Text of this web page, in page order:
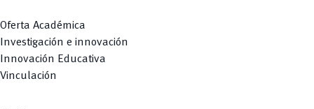
Oferta Académica
Investigación e innovación
Innovación Educativa
Vinculación